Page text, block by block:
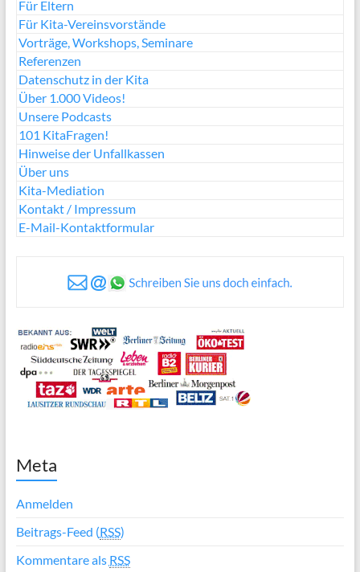
Für Eltern
Für Kita-Vereinsvorstände
Vorträge, Workshops, Seminare
Referenzen
Datenschutz in der Kita
Über 1.000 Videos!
Unsere Podcasts
101 KitaFragen!
Hinweise der Unfallkassen
Über uns
Kita-Mediation
Kontakt / Impressum
E-Mail-Kontaktformular
Meta
Anmelden
Beitrags-Feed (RSS)
Kommentare als RSS